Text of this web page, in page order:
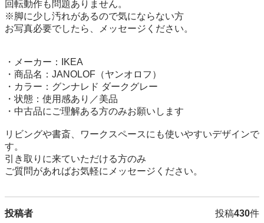
回転動作も問題ありません。
※脚に少し汚れがあるので気にならない方
お写真必要でしたら、メッセージください。
・メーカー：IKEA
・商品名：JANOLOF（ヤンオロフ）
・カラー：グンナレド ダークグレー
・状態：使用感あり／美品
・中古品にご理解ある方のみお願いします
リビングや書斎、ワークスペースにも使いやすいデザインで
す。
引き取りに来ていただける方のみ
ご質問があればお気軽にメッセージください。
投稿者 投稿430件